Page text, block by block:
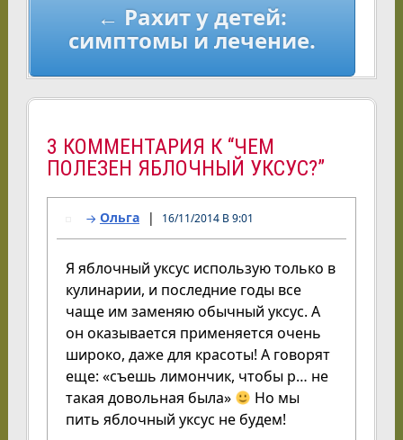
← Рахит у детей:
симптомы и лечение.
3 КОММЕНТАРИЯ К “ЧЕМ
ПОЛЕЗЕН ЯБЛОЧНЫЙ УКСУС?”
Ольга 16/11/2014 В 9:01
Я яблочный уксус использую только в
кулинарии, и последние годы все
чаще им заменяю обычный уксус. А
он оказывается применяется очень
широко, даже для красоты! А говорят
еще: «съешь лимончик, чтобы р… не
такая довольная была»
Но мы
пить яблочный уксус не будем!